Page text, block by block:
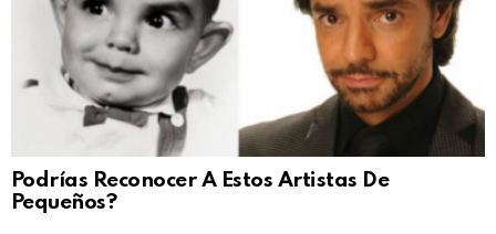
Podrías Reconocer A Estos Artistas De
Pequeños?